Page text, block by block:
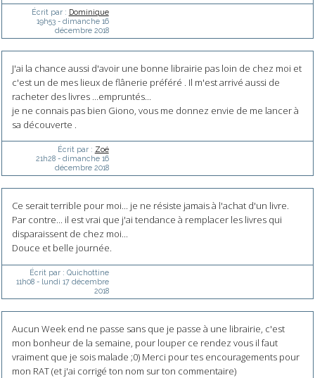
Écrit par : Dominique
19h53- dimanche 16
décembre 2018
J'ai la chance aussi d'avoir une bonne librairie pas loin de chez moi et
c'est un de mes lieux de flânerie préféré . Il m'est arrivé aussi de
racheter des livres ...empruntés...
je ne connais pas bien Giono, vous me donnez envie de me lancer à
sa découverte .
Écrit par : Zoé
21h28- dimanche 16
décembre 2018
Ce serait terrible pour moi... je ne résiste jamais à l'achat d'un livre.
Par contre... il est vrai que j'ai tendance à remplacer les livres qui
disparaissent de chez moi...
Douce et belle journée.
Écrit par : Quichottine
11h08- lundi 17 décembre
2018
Aucun Week end ne passe sans que je passe à une librairie, c'est
mon bonheur de la semaine, pour louper ce rendez vous il faut
vraiment que je sois malade ;0) Merci pour tes encouragements pour
mon RAT (et j'ai corrigé ton nom sur ton commentaire)